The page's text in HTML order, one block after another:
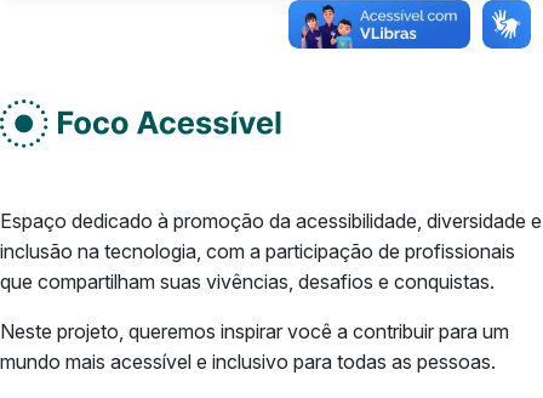
Rodape do site Do lado
Espaço dedicado à promoção da acessibilidade, diversidade e
inclusão na tecnologia, com a participação de profissionais
que compartilham suas vivências, desafios e conquistas.
Neste projeto, queremos inspirar você a contribuir para um
mundo mais acessível e inclusivo para todas as pessoas.